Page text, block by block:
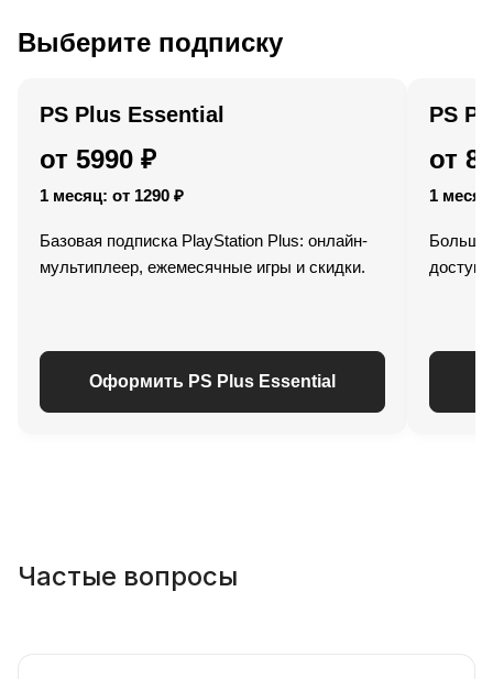
Выберите подписку
PS Plus Essential
от 5990 ₽
1 месяц: от 1290 ₽
Базовая подписка PlayStation Plus: онлайн-
мультиплеер, ежемесячные игры и скидки.
Оформить PS Plus Essential
PS
от
1
Больше
доступ
Частые вопросы